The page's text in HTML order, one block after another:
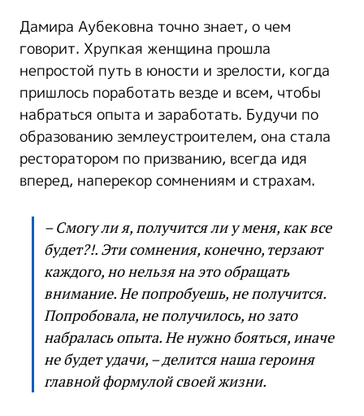
Дамира Аубековна точно знает, о чем
говорит. Хрупкая женщина прошла
непростой путь в юности и зрелости, когда
пришлось поработать везде и всем, чтобы
набраться опыта и заработать. Будучи по
образованию землеустроителем, она стала
ресторатором по призванию, всегда идя
вперед, наперекор сомнениям и страхам.
– Смогу ли я, получится ли у меня, как все
будет?!. Эти сомнения, конечно, терзают
каждого, но нельзя на это обращать
внимание. Не попробуешь, не получится.
Попробовала, не получилось, но зато
набралась опыта. Не нужно бояться, иначе
не будет удачи, – делится наша героиня
главной формулой своей жизни.